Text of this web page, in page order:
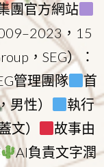
團官方網站
，15
，SEG）：
管理團隊
首
男性）
執行
文）
故事由
AI負責文字潤